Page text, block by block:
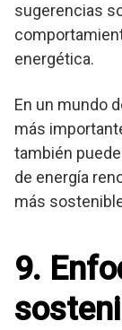
sugerencias
energética.
En un mundo
más
también
de energía
más
9.